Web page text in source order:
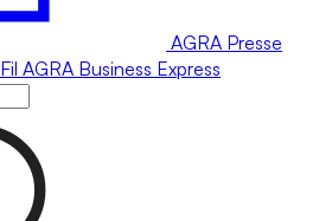
AGRA Presse
Fil AGRA Business Express